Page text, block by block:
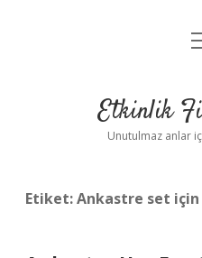
Etkinlik
Unutulmaz anlar
Etiket:Ankastre set